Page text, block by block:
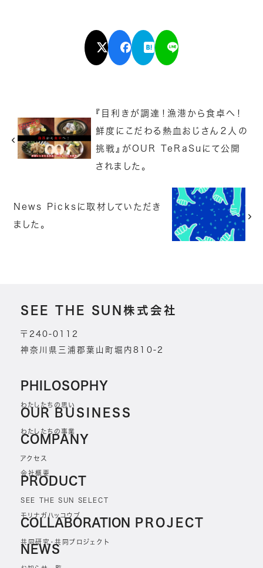
『目利きが調達！漁港から食卓へ！
鮮度にこだわる熱血おじさん２人の
挑戦』がOUR TeRaSuにて公開
されました。
News Picksに取材していただき
ました。
SEE THE SUN株式会社
〒240-0112
神奈川県三浦郡葉山町堀内810-2
PHILOSOPHY
わたしたちの思い
PRODUCT
SEE THE SUN SELECT
モリナガハッコウブ
OUR BUSINESS
わたしたちの事業
COLLABORATION PROJECT
共同研究・共同プロジェクト
COMPANY
アクセス
会社概要
NEWS